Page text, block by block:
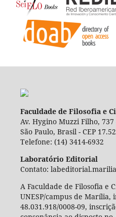
Faculdade de Filosofia e
Av. Hygino Muzzi Filho,
São Paulo, Brasil - CEP
Telefone: (14) 3414-6932
Laboratório Editorial
Contato:
A Faculdade de Filosofia e
UNESP/campus de Marília,
48.031.918/0008-09,